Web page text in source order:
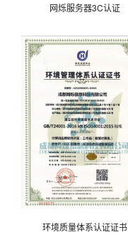
网烁服务器3C认证
环境质量体系认证证书